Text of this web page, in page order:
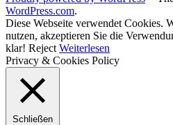
WordPress.com.
Diese Webseite verwendet Cookies.
nutzen, akzeptieren Sie die
klar! Reject Weiterlesen
Privacy & Cookies Policy
Schließen